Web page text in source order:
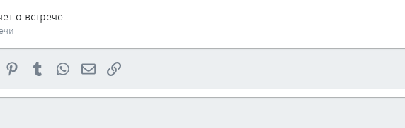
о встрече
Reddit PinterestTumblrWhatsAppЭлектронная почта
Ссылка